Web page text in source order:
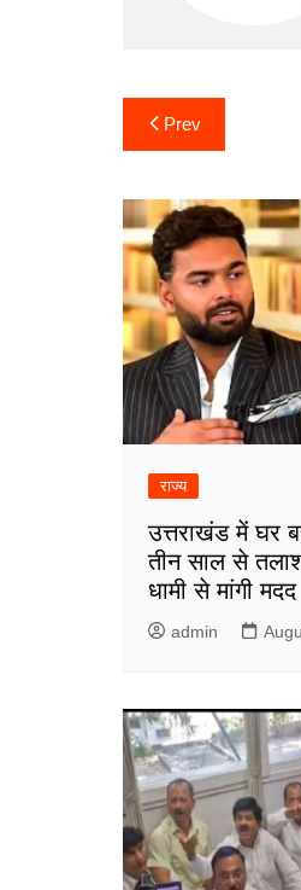
Post
navigation
Prev
राज्य
उत्तराखंड में घर
तीन साल से
धामी से मांगी मदद
admin